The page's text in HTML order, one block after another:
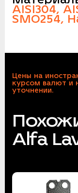
AISI304,
SMO254,
Цены на
курсом валют и
уточнении.
Alfa